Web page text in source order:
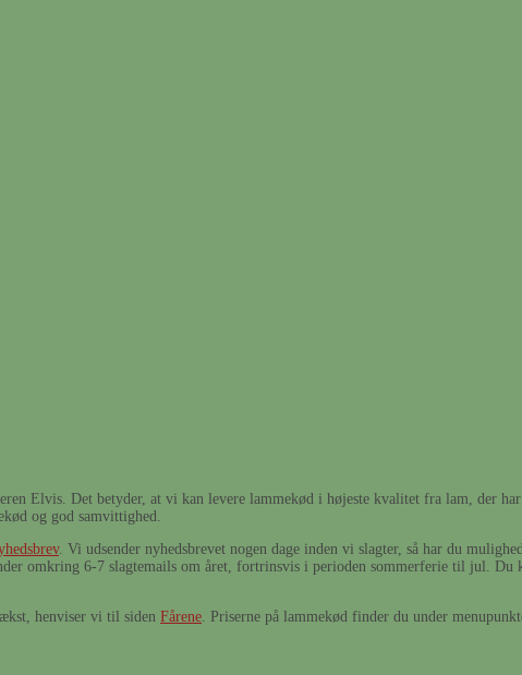
Elvis. Det betyder, at vi kan levere lammekød i højeste kvalitet fra lam, der
og god samvittighed.
. Vi udsender nyhedsbrevet nogen dage inden vi slagter, så har du
omkring 6-7 slagtemails om året, fortrinsvis i perioden sommerferie til jul. Du
henviser vi til siden Fårene . Priserne på lammekød finder du under